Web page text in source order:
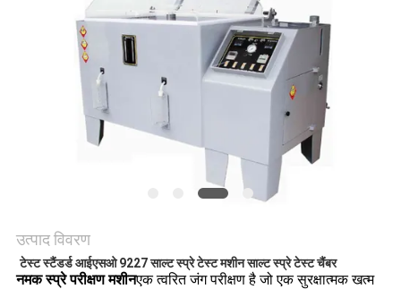
गोपनीयता
उत्पाद विवरण
टेस्ट स्टैंडर्ड आईएसओ 9227 साल्ट स्प्रे टेस्ट मशीन साल्ट स्प्रे टेस्ट चैंबर
नमक स्प्रे परीक्षण मशीनएक त्वरित जंग परीक्षण है जो एक सुरक्षात्मक खत्म